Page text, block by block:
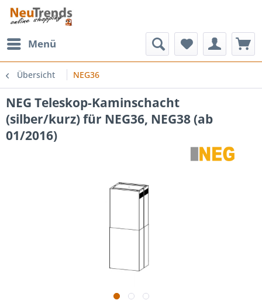
Menü
Übersicht NEG36
NEG Teleskop-Kaminschacht
(silber/kurz) für NEG36, NEG38 (ab
01/2016)